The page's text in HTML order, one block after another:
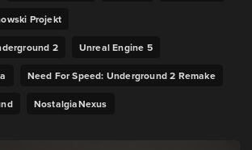
Projekt
2
Unreal Engine 5
Need For Speed: Underground 2 Remake
NostalgiaNexus